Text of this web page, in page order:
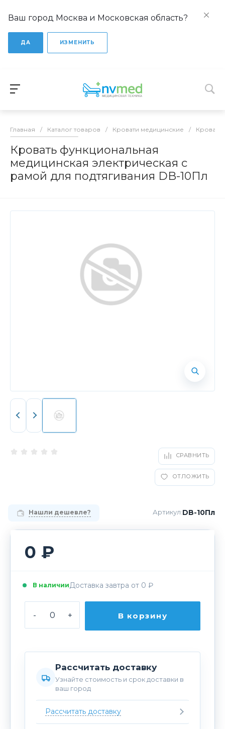
Ваш город Москва и Московская область?
ДА ИЗМЕНИТЬ
Главная / Каталог товаров / Кровати медицинские / Кровати
Кровать функциональная
медицинская электрическая с
рамой для подтягивания DB-10Пл
СРАВНИТЬ
ОТЛОЖИТЬ
Артикул:DB-10Пл
Нашли дешевле?
0 ₽
В наличииДоставка завтра от 0 ₽
- + В корзину
Рассчитать доставку
Узнайте стоимость и срок доставки в
ваш город
Рассчитать доставку